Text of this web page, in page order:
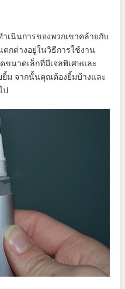
เนินการของพวกเขาคล้ายกับ
กต่างอยู่ในวิธีการใช้งาน
นาดเล็กที่มีเจลพิเศษและ
ม จากนั้นคุณต้องยิ้มบ้างและ
ป